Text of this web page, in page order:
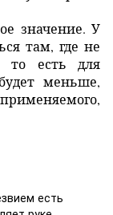
значение. У
там, где не
то есть для
меньше,
есть